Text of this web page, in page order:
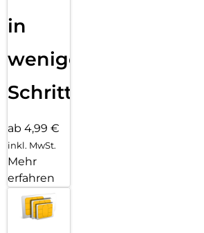
in
wenigen
Schritten
ab 4,99 €
inkl. MwSt.
Mehr
erfahren